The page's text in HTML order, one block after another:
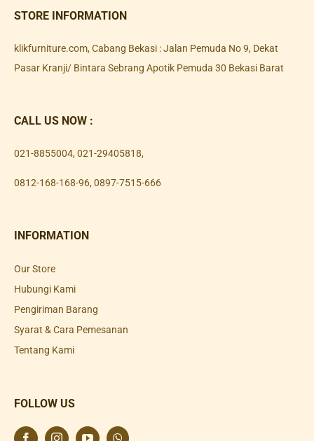
STORE INFORMATION
klikfurniture.com, Cabang Bekasi : Jalan Pemuda No 9, Dekat
Pasar Kranji/ Bintara Sebrang Apotik Pemuda 30 Bekasi Barat
CALL US NOW :
021-8855004, 021-29405818,
0812-168-168-96, 0897-7515-666
INFORMATION
Our Store
Hubungi Kami
Pengiriman Barang
Syarat & Cara Pemesanan
Tentang Kami
FOLLOW US